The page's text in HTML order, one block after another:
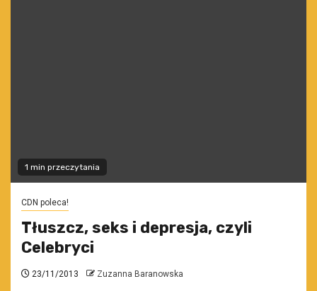
1 min przeczytania
CDN poleca!
Tłuszcz, seks i depresja, czyli
Celebryci
23/11/2013 Zuzanna Baranowska